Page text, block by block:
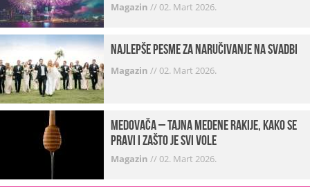
Magazin //02. Mart 2026.
Najlepše pesme za naručivanje na svadbi
Magazin //02. Mart 2026.
Medovača – tajna medene rakije, kako se
pravi i zašto je svi vole
Magazin //02. Mart 2026.